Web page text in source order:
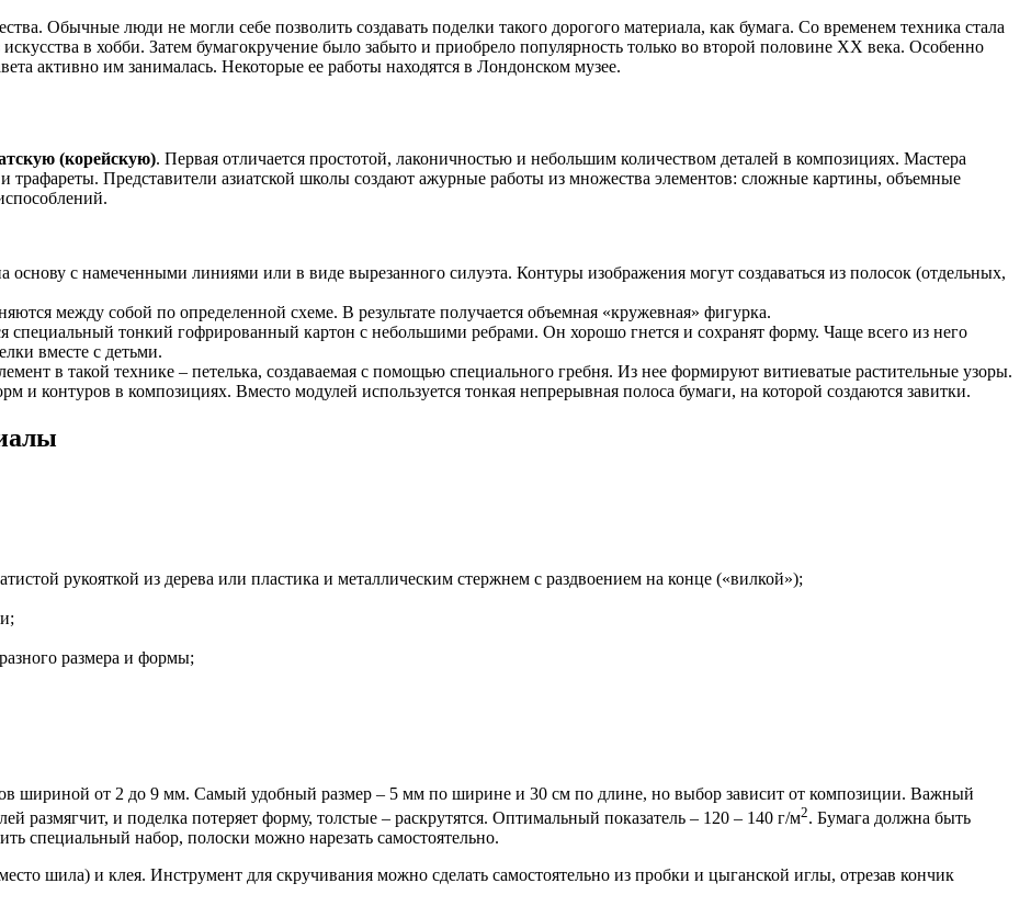
Обычные люди не могли себе позволить создавать поделки такого дорогого материала, как бумага. Со временем техника стала
в хобби. Затем бумагокручение было забыто и приобрело популярность только во второй половине XX века. Особенно
активно им занималась. Некоторые ее работы находятся в Лондонском музее.
(корейскую). Первая отличается простотой, лаконичностью и небольшим количеством деталей в композициях. Мастера
трафареты. Представители азиатской школы создают ажурные работы из множества элементов: сложные картины, объемные
основу с намеченными линиями или в виде вырезанного силуэта. Контуры изображения могут создаваться из полосок (отдельных,
между собой по определенной схеме. В результате получается объемная «кружевная» фигурка.
специальный тонкий гофрированный картон с небольшими ребрами. Он хорошо гнется и сохранят форму. Чаще всего из него
вместе с детьми.
в такой технике – петелька, создаваемая с помощью специального гребня. Из нее формируют витиеватые растительные узоры.
и контуров в композициях. Вместо модулей используется тонкая непрерывная полоса бумаги, на которой создаются завитки.
рукояткой из дерева или пластика и металлическим стержнем с раздвоением на конце («вилкой»);
размера и формы;
шириной от 2 до 9 мм. Самый удобный размер – 5 мм по ширине и 30 см по длине, но выбор зависит от композиции. Важный
размягчит, и поделка потеряет форму, толстые – раскрутятся. Оптимальный показатель – 120 – 140 г/м2. Бумага должна быть
специальный набор, полоски можно нарезать самостоятельно.
шила) и клея. Инструмент для скручивания можно сделать самостоятельно из пробки и цыганской иглы, отрезав кончик